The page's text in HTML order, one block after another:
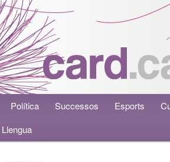
principal
secundari
Política Successos Esports
Llengua